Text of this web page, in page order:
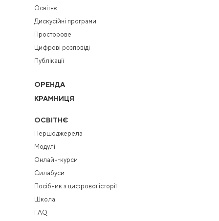
Освітнє
Дискусійні програми
Просторове
Цифрові розповіді
Публікації
ОРЕНДА
КРАМНИЦЯ
ОСВІТНЄ
Першоджерела
Модулі
Онлайн-курси
Силабуси
Посібник з цифрової історії
Школа
FAQ